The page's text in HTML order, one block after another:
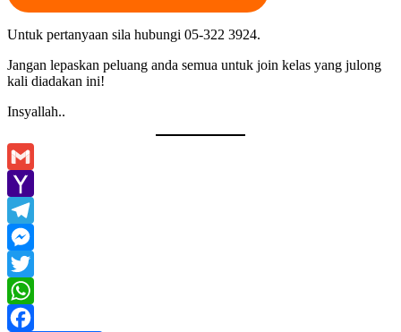
Untuk pertanyaan sila hubungi 05-322 3924.
Jangan lepaskan peluang anda semua untuk join kelas yang julong
kali diadakan ini!
Insyallah..
Gmail
Yahoo
Mail
Telegram
Messenger
Twitter
WhatsApp